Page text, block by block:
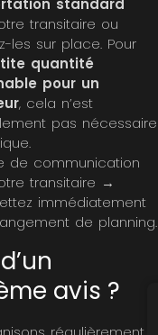
standard
transitaire ou
les sur place. Pour
quantité
pour un
, cela n’est
pas nécessaire
de communication
transitaire →
immédiatement
de planning.
avis ?